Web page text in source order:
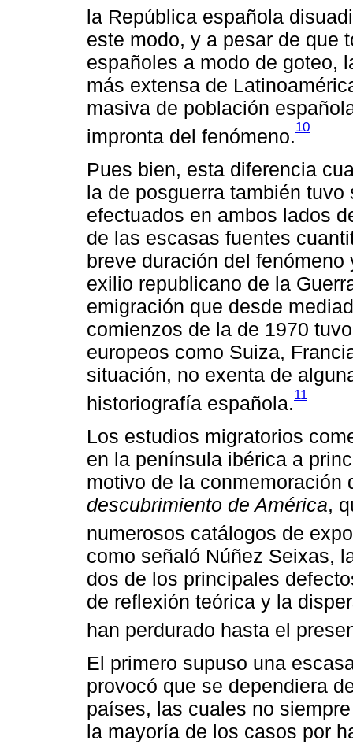
la República española
este modo, y a pesar de que
españoles a modo de goteo,
más extensa de
masiva de población
impronta del fenómeno.10
Pues bien, esta diferencia
la de posguerra también
efectuados en ambos lados
de las escasas fuentes
breve duración del
exilio republicano de la
emigración que desde
comienzos de la de 1970
europeos como Suiza,
situación, no exenta de
historiografía española.11
Los estudios migratorios
en la península ibérica a
motivo de la conmemoración
descubrimiento de América,
numerosos catálogos de
como señaló Núñez Seixas,
dos de los principales
de reflexión teórica y la
han perdurado hasta el
El primero supuso una
provocó que se dependiera
países, las cuales no
la mayoría de los casos por